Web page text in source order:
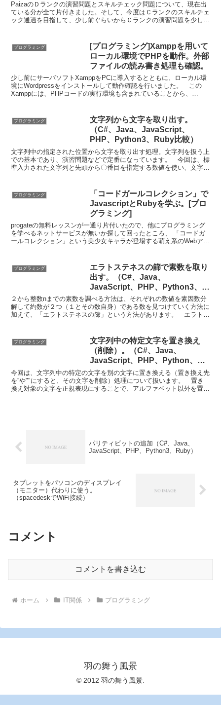
PaizaのＤランクの演習問題とスキルチェック問題について、現在出
ている分が全て片付きました。そして、今度はＣランクのスキルチェ
ック通過を目指して、少し前ぐらいからＣランクの演習問題を少しづ
プログラミング
[プログラミング]Xamppを用いて
ローカル環境でPHPを動作。外部
ファイルの読み書き処理も確認。
少し前にサーバソフトXamppをPCに導入するとともに、ローカル環
境にWordpressをインストールして動作確認を行いました。 この
Xamppには、PHPコードの実行環境も含まれていることから、
プログラミング
文字列から文字を取り出す。
（C#、Java、JavaScript、
PHP、Python3、Ruby比較）
文字列中の指定された位置から文字を取り出す処理。文字列を扱う上
での基本であり、演習問題などで定番になっています。 今回は、標
準入力された文字列と先頭から〇番目を指定する数値を使い、文字列
プログラミング
「コードガールコレクション」で
JavascriptとRubyを学ぶ。[プロ
グラミング]
progateの無料レッスンが一通り片付いたので、他にプログラミング
を学べるネットサービスが無いか探して回ったところ、 「コードガ
ールコレクション」という美少女キャラが登場する萌え系のWebアプ
プログラミング
エラトステネスの篩で素数を取り
出す。（C#、Java、
JavaScript、PHP、Python3、
Ruby）
２から整数nまでの素数を調べる方法は、それぞれの数値を素因数分
解して約数が２つ（１とその数自身）である数を見つけていく方法に
加えて、「エラトステネスの篩」という方法があります。 エラトス
プログラミング
文字列中の特定文字を置き換え
（削除）。（C#、Java、
JavaScript、PHP、Python、
Ruby比較）
今回は、文字列中の特定の文字を別の文字に置き換える（置き換え先
を''や""にすると、その文字を削除）処理について扱います。 置き
換え対象の文字を正規表現にすることで、アルファベット以外を置き
パリティビットの追加（C#、Java、
JavaScript、PHP、Python3、Ruby）
タブレットをパソコンのディスプレイ
（モニター）代わりに使う。
（spacedeskでWiFi接続）
コメント
コメントを書き込む
ホーム IT関係 プログラミング
羽の舞う風景
© 2012 羽の舞う風景.